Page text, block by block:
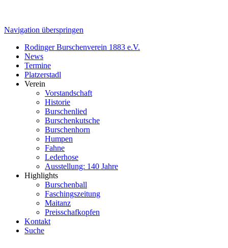
Navigation überspringen
Rodinger Burschenverein 1883 e.V.
News
Termine
Platzerstadl
Verein
Vorstandschaft
Historie
Burschenlied
Burschenkutsche
Burschenhorn
Humpen
Fahne
Lederhose
Ausstellung: 140 Jahre
Highlights
Burschenball
Faschingszeitung
Maitanz
Preisschafkopfen
Kontakt
Suche